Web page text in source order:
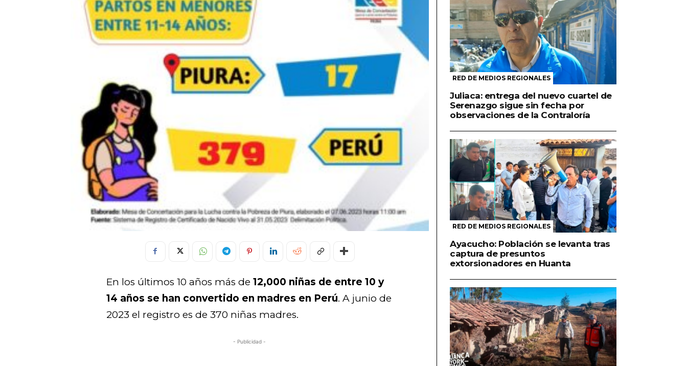
En los últimos 10 años más de12,000 niñas de entre 10 y
14 años se han convertido en madres en Perú. A junio de
2023 el registro es de 370 niñas madres.
- Publicidad -
RED DE MEDIOS REGIONALES
Juliaca: entrega del nuevo cuartel de
Serenazgo sigue sin fecha por
observaciones de la Contraloría
RED DE MEDIOS REGIONALES
Ayacucho: Población se levanta tras
captura de presuntos
extorsionadores en Huanta